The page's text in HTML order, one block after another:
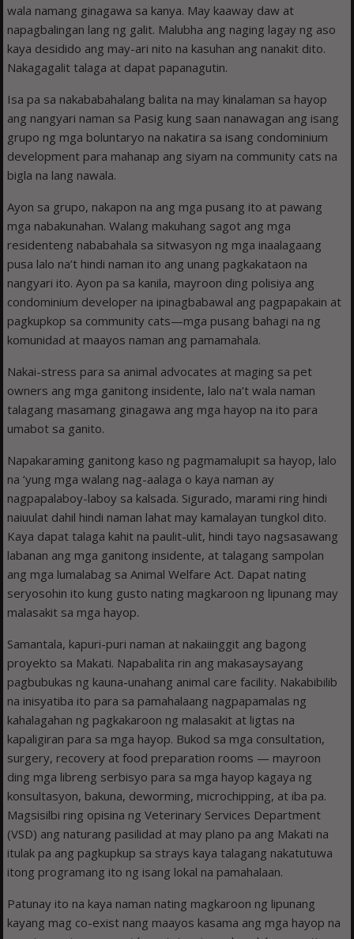
wala namang ginagawa sa kanya. May kaaway daw at
napagbalingan lang ng galit. Malubha ang naging lagay ng aso
kaya desidido ang may-ari nito na kasuhan ang nanakit dito.
Nakagagalit talaga at dapat papanagutin.
Isa pa sa nakababahalang balita na may kinalaman sa hayop
ang nangyari naman sa Pasig kung saan nanawagan ang isang
grupo ng mga boluntaryo na nakatira sa isang condominium
development para mahanap ang siyam na community cats na
bigla na lang nawala.
Ayon sa grupo, nakapon na ang mga pusang ito at pawang
mga nabakunahan. Walang makuhang sagot ang mga
residenteng nababahala sa sitwasyon ng mga inaalagaang
pusa lalo na’t hindi naman ito ang unang pagkakataon na
nangyari ito. Ayon pa sa kanila, mayroon ding polisiya ang
condominium developer na ipinagbabawal ang pagpapakain at
pagkupkop sa community cats—mga pusang bahagi na ng
komunidad at maayos naman ang pamamahala.
Nakai-stress para sa animal advocates at maging sa pet
owners ang mga ganitong insidente, lalo na’t wala naman
talagang masamang ginagawa ang mga hayop na ito para
umabot sa ganito.
Napakaraming ganitong kaso ng pagmamalupit sa hayop, lalo
na ‘yung mga walang nag-aalaga o kaya naman ay
nagpapalaboy-laboy sa kalsada. Sigurado, marami ring hindi
naiuulat dahil hindi naman lahat may kamalayan tungkol dito.
Kaya dapat talaga kahit na paulit-ulit, hindi tayo nagsasawang
labanan ang mga ganitong insidente, at talagang sampolan
ang mga lumalabag sa Animal Welfare Act. Dapat nating
seryosohin ito kung gusto nating magkaroon ng lipunang may
malasakit sa mga hayop.
Samantala, kapuri-puri naman at nakaiinggit ang bagong
proyekto sa Makati. Napabalita rin ang makasaysayang
pagbubukas ng kauna-unahang animal care facility. Nakabibilib
na inisyatiba ito para sa pamahalaang nagpapamalas ng
kahalagahan ng pagkakaroon ng malasakit at ligtas na
kapaligiran para sa mga hayop. Bukod sa mga consultation,
surgery, recovery at food preparation rooms — mayroon
ding mga libreng serbisyo para sa mga hayop kagaya ng
konsultasyon, bakuna, deworming, microchipping, at iba pa.
Magsisilbi ring opisina ng Veterinary Services Department
(VSD) ang naturang pasilidad at may plano pa ang Makati na
itulak pa ang pagkupkup sa strays kaya talagang nakatutuwa
itong programang ito ng isang lokal na pamahalaan.
Patunay ito na kaya naman nating magkaroon ng lipunang
kayang mag co-exist nang maayos kasama ang mga hayop na